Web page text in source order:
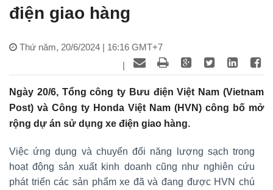
điện giao hàng
Thứ năm, 20/6/2024 | 16:16 GMT+7
|
Ngày 20/6, Tổng công ty Bưu điện Việt Nam (Vietnam
Post) và Công ty Honda Việt Nam (HVN) công bố mở
rộng dự án sử dụng xe điện giao hàng.
Việc ứng dụng và chuyển đổi năng lượng sạch trong
hoạt động sản xuất kinh doanh cũng như nghiên cứu
phát triển các sản phẩm xe đã và đang được HVN chú